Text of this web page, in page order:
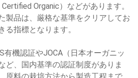
Organic）などがあります。
製品は、厳格な基準をクリアしてお
る指標となります。
有機認証やJOCA（日本オーガニッ
ど、国内基準の認証制度がありま